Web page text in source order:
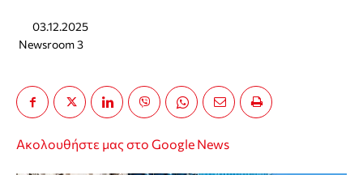
03.12.2025
Newsroom 3
Ακολουθήστε μας στο Google News